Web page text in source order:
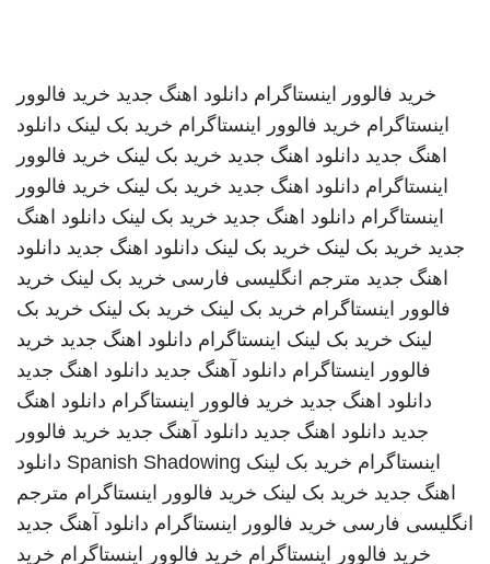
خرید فالوور اینستاگرام دانلود اهنگ جدید خرید فالوور
اینستاگرام خرید فالوور اینستاگرام خرید بک لینک دانلود
اهنگ جدید دانلود اهنگ جدید خرید بک لینک خرید فالوور
اینستاگرام دانلود اهنگ جدید خرید بک لینک خرید فالوور
اینستاگرام دانلود اهنگ جدید خرید بک لینک دانلود اهنگ
جدید خرید بک لینک خرید بک لینک دانلود اهنگ جدید دانلود
اهنگ جدید مترجم انگلیسی فارسی خرید بک لینک خرید
فالوور اینستاگرام خرید بک لینک خرید بک لینک خرید بک
لینک خرید بک لینک اینستاگرام دانلود اهنگ جدید خرید
فالوور اینستاگرام دانلود آهنگ جدید دانلود اهنگ جدید
دانلود اهنگ جدید خرید فالوور اینستاگرام دانلود اهنگ
جدید دانلود اهنگ جدید دانلود آهنگ جدید خرید فالوور
اینستاگرام خرید بک لینک Spanish Shadowing دانلود
اهنگ جدید خرید بک لینک خرید فالوور اینستاگرام مترجم
انگلیسی فارسی خرید فالوور اینستاگرام دانلود آهنگ جدید
خرید فالوور اینستاگرام خرید فالوور اینستاگرام خرید